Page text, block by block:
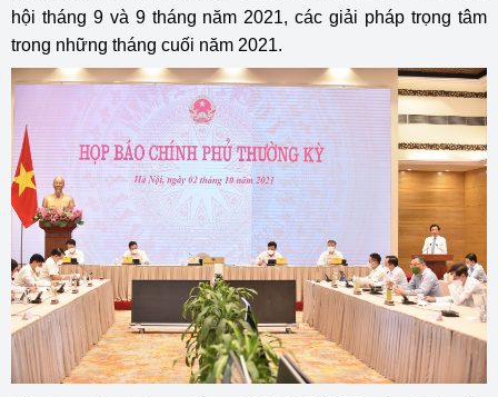
hội tháng 9 và 9 tháng năm 2021, các giải pháp trọng tâm
trong những tháng cuối năm 2021.